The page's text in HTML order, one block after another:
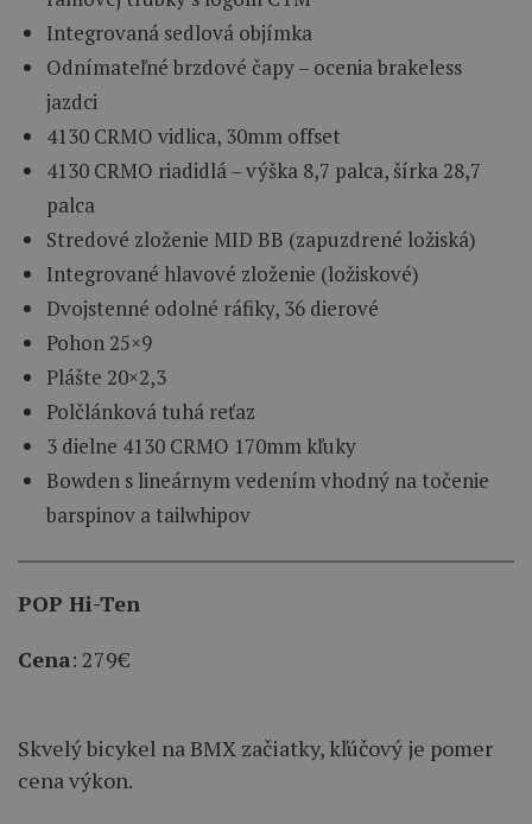
Integrovaná sedlová objímka
Odnímateľné brzdové čapy – ocenia brakeless
jazdci
4130 CRMO vidlica, 30mm offset
4130 CRMO riadidlá – výška 8,7 palca, šírka 28,7
palca
Stredové zloženie MID BB (zapuzdrené ložiská)
Integrované hlavové zloženie (ložiskové)
Dvojstenné odolné ráfiky, 36 dierové
Pohon 25×9
Plášte 20×2,3
Polčlánková tuhá reťaz
3 dielne 4130 CRMO 170mm kľuky
Bowden s lineárnym vedením vhodný na točenie
barspinov a tailwhipov
POP Hi-Ten
Cena: 279€
Skvelý bicykel na BMX začiatky, kľúčový je pomer
cena výkon.